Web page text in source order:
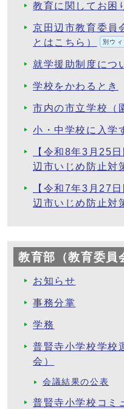
教育に関してお困
京田辺市教育委員
とはこちら）
別ウ
就学援助制度につ
学校をかわるとき
市内の市立学校（
小・中学校に入学
【令和8年3月25
辺市いじめ防止対
【令和7年3月27
辺市いじめ防止対
教育部（教育委員
お知らせ
事務分掌
学務
普賢寺小学校学校
会）
会議結果の公表
普賢寺小学校コミ